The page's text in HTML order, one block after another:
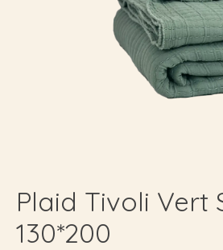
Plaid Tivoli Vert
130*200